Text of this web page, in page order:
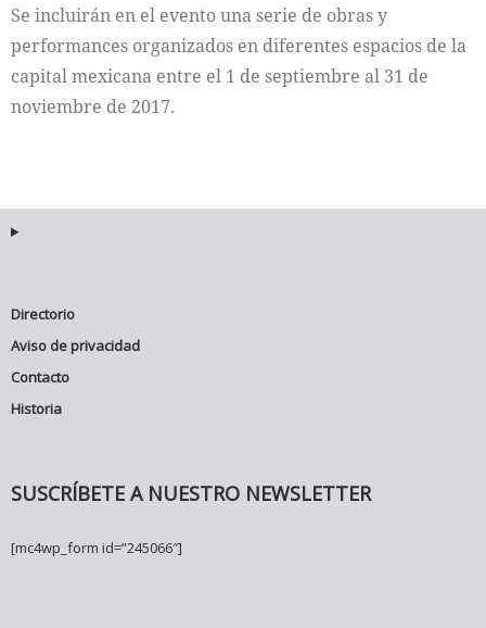
Se incluirán en el evento una serie de obras y
performances organizados en diferentes espacios de la
capital mexicana entre el 1 de septiembre al 31 de
noviembre de 2017.
Directorio
Aviso de privacidad
Contacto
Historia
SUSCRÍBETE A NUESTRO NEWSLETTER
[mc4wp_form id=”245066″]